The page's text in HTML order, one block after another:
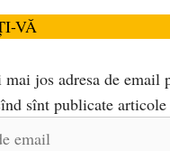
VĂ
jos adresa de email
sînt publicate articole